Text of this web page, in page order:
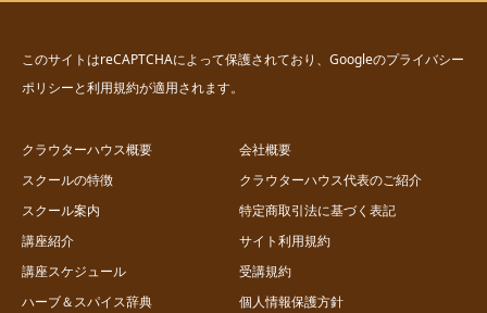
このサイトはreCAPTCHAによって保護されており、Googleのプライバシー
ポリシーと利用規約が適用されます。
クラウターハウス概要
スクールの特徴
スクール案内
講座紹介
講座スケジュール
ハーブ＆スパイス辞典
会社概要
クラウターハウス代表のご紹介
特定商取引法に基づく表記
サイト利用規約
受講規約
個人情報保護方針